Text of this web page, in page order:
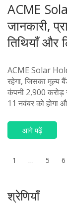
ACME
जानकारी,
तिथियाँ और
ACME Solar
रहेगा, जिसका मूल्य
कंपनी 2,900
11 नवंबर को होगा
उपयोग करेगी।
आगे पढ़ें
1 … 5 6
श्रेणियाँ